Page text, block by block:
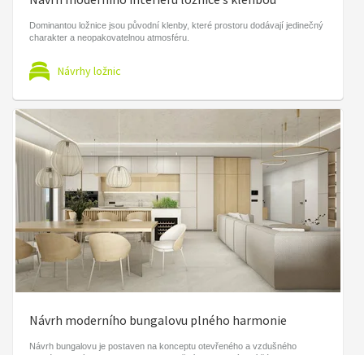
Dominantou ložnice jsou původní klenby, které prostoru dodávají jedinečný
charakter a neopakovatelnou atmosféru.
Návrhy ložnic
Návrh moderního bungalovu plného harmonie
Návrh bungalovu je postaven na konceptu otevřeného a vzdušného